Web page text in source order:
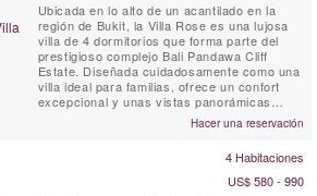
Ubicada en lo alto de un acantilado en la
región de Bukit, la Villa Rose es una lujosa
villa de 4 dormitorios que forma parte del
prestigioso complejo Bali Pandawa Cliff
Estate. Diseñada cuidadosamente como una
villa ideal para familias, ofrece un confort
excepcional y unas vistas panorámicas
inigualables al océano. Justo debajo de la
finca, las aguas cristalinas protegidas por
Pandawa Beach esperan a los huéspedes,
Hacer una reservación
4 Habitaciones
US$ 580 - 990